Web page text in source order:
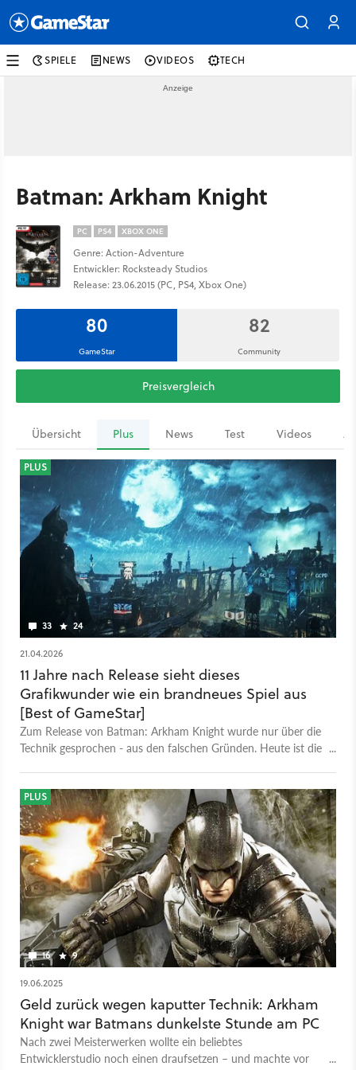
SPIELE NEWS VIDEOS TECH
Batman: Arkham Knight
PC PS4 XBOX ONE
Genre: Action-Adventure
Entwickler: Rocksteady Studios
Release: 23.06.2015 (PC, PS4, Xbox One)
80
GameStar
82
Community
Preisvergleich
Übersicht Plus News Test Videos
33 24
PLUS
21.04.2026
11 Jahre nach Release sieht dieses
Grafikwunder wie ein brandneues Spiel aus
[Best of GameStar]
Zum Release von Batman: Arkham Knight wurde nur über die
Technik gesprochen - aus den falschen Gründen. Heute ist die
16 9
PLUS
19.06.2025
Geld zurück wegen kaputter Technik: Arkham
Knight war Batmans dunkelste Stunde am PC
Nach zwei Meisterwerken wollte ein beliebtes
Entwicklerstudio noch einen draufsetzen – und machte vor